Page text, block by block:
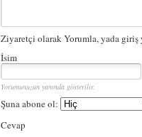
Ziyaretçi olarak Yorumla, yada giriş
İsim
Yorumunuzun yanında gösterilir.
Şuna abone ol:
Cevap